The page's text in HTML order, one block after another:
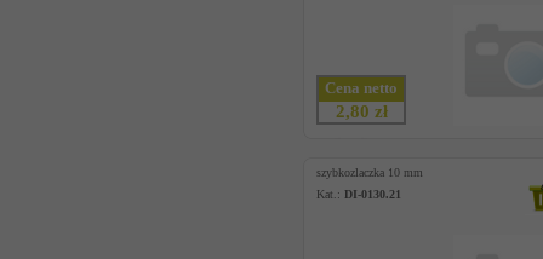
Cena netto
2,80 zł
szybkozlaczka 10 mm
Kat.: DI-0130.21